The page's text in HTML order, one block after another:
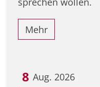
Mehr
8 Aug. 2026